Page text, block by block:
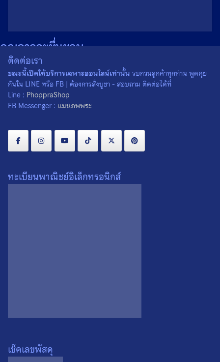
คุณอาจจะชื่นชอบ…
เหรียญพระพุทธปัญจภาคีวารี เหรียญพระพุทธปัญจภาคีวารี
เหรียญพระพุทธปัญจภาคีวารี
ติดต่อเรา
ขณะนี้เปิดให้บริการเฉพาะออนไลน์เท่านั้น รบกวนลูกค้าทุกท่าน พูดคุย
กันใน LINE หรือ FB | ต้องการสั่งบูชา - สอบถาม ติดต่อได้ที่
Line : PhoppraShop
FB Messenger : แมนภพพระ
ทะเบียนพาณิชย์อิเล็กทรอนิกส์
เช็คเลขพัสดุ